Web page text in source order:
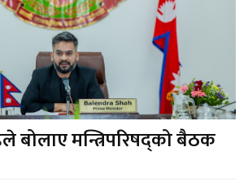
बोलाए मन्त्रिपरिषद्को बैठक